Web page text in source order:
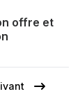
offre et